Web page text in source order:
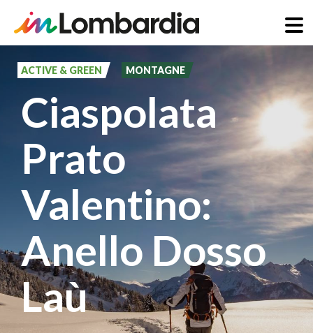
principale
ACTIVE & GREEN MONTAGNE
Ciaspolata
Prato
Valentino:
Anello Dosso
Laù